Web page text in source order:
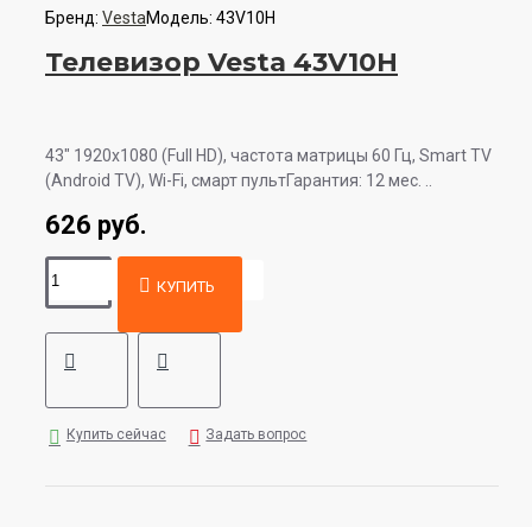
Бренд: VestaМодель: 43V10H
Телевизор Vesta 43V10H
43" 1920x1080 (Full HD), частота матрицы 60 Гц, Smart TV
(Android TV), Wi-Fi, смарт пультГарантия: 12 мес. ..
626 руб.
КУПИТЬ
Купить сейчас Задать вопрос